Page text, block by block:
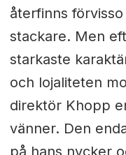
återfinns
stackare. Men
starkaste
och lojaliteten
direktör Khopp
vänner. Den
på hans nycker